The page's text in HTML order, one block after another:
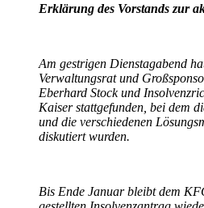
Erklärung des Vorstands zur
Am gestrigen Dienstagabend
Verwaltungsrat und
Eberhard Stock und
Kaiser stattgefunden, bei dem
und die verschiedenen
diskutiert wurden.
Bis Ende Januar bleibt dem